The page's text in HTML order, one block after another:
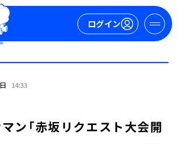
ログイン
14:33
ン「赤坂リクエスト大会開